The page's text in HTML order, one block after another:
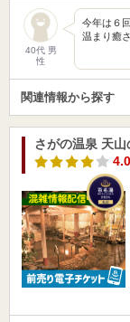
40代 男
性
今年は６
温まり癒
関連情報から探す
さがの温泉 天山